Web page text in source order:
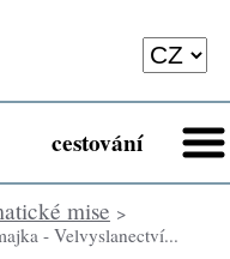
cestování
mise >
- Velvyslanectví...